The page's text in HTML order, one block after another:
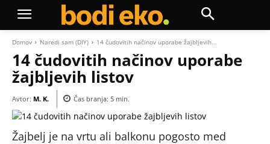
Domov Naredi sam (DIY) 14 čudovitih načinov uporabe žajbljevih...
14 čudovitih načinov uporabe
žajbljevih listov
Avtor: M. K. Čas branja: 5 min.
Žajbelj je na vrtu ali balkonu pogosto med